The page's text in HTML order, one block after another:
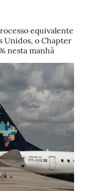
equivalente
Unidos, o Chapter
nesta manhã